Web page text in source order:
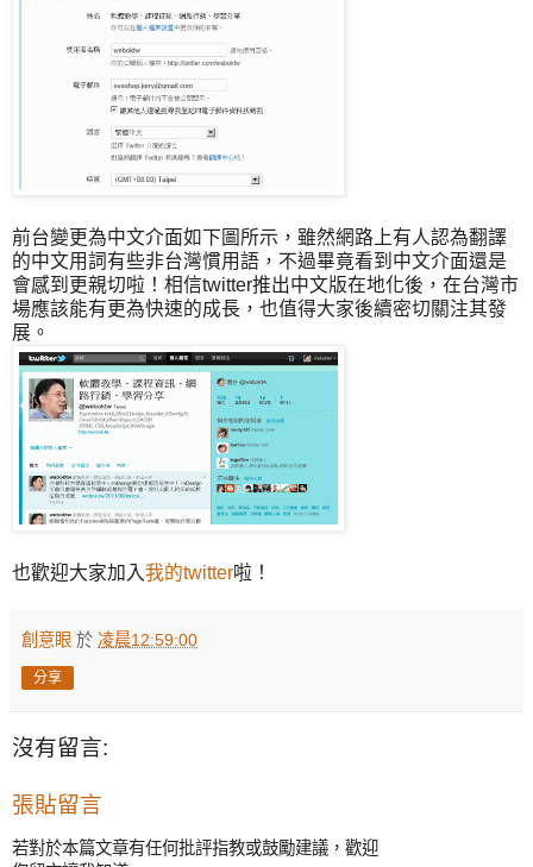
前台變更為中文介面如下圖所示，雖然網路上有人認為翻譯
的中文用詞有些非台灣慣用語，不過畢竟看到中文介面還是
會感到更親切啦！相信twitter推出中文版在地化後，在台灣市
場應該能有更為快速的成長，也值得大家後續密切關注其發
展。
也歡迎大家加入我的twitter啦！
創意眼 於 凌晨12:59:00
分享
沒有留言:
張貼留言
若對於本篇文章有任何批評指教或鼓勵建議，歡迎